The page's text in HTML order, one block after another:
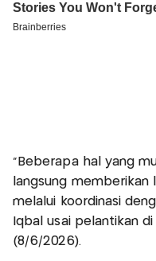
“Beberapa hal yang
langsung memberikan
melalui koordinasi
Iqbal usai pelantikan
(8/6/2026).